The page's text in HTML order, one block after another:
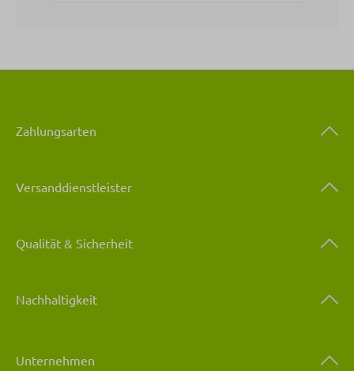
Zahlungsarten
Versanddienstleister
Qualität & Sicherheit
Nachhaltigkeit
Unternehmen